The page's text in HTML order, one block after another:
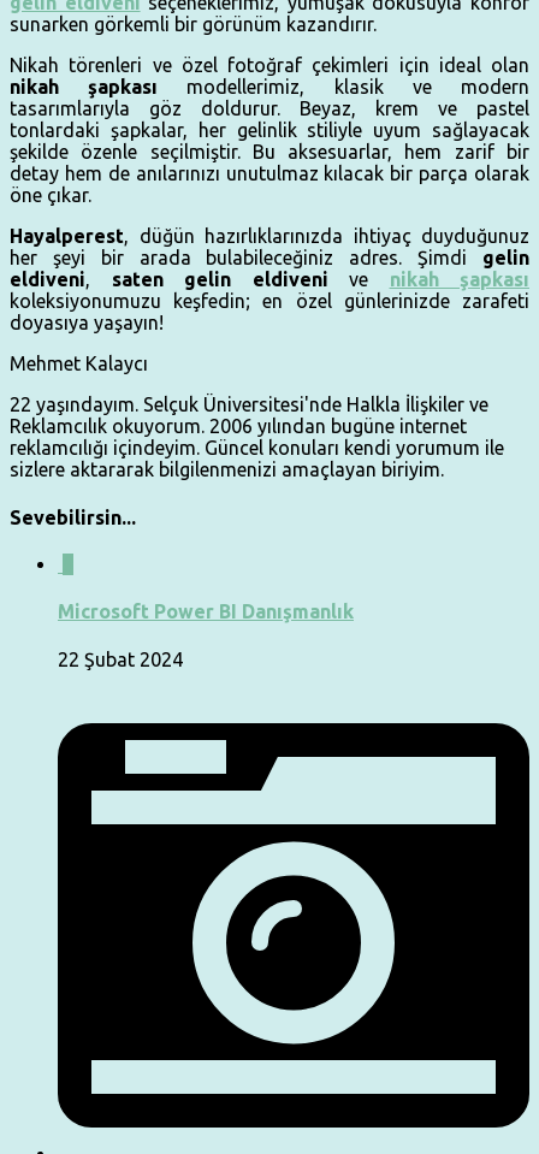
sunarken görkemli bir görünüm kazandırır.
Nikah törenleri ve özel fotoğraf çekimleri için ideal olan
nikah şapkası modellerimiz, klasik ve modern
tasarımlarıyla göz doldurur. Beyaz, krem ve pastel
tonlardaki şapkalar, her gelinlik stiliyle uyum sağlayacak
şekilde özenle seçilmiştir. Bu aksesuarlar, hem zarif bir
detay hem de anılarınızı unutulmaz kılacak bir parça olarak
öne çıkar.
Hayalperest, düğün hazırlıklarınızda ihtiyaç duyduğunuz
her şeyi bir arada bulabileceğiniz adres. Şimdi gelin
eldiveni, saten gelin eldiveni ve nikah şapkası
koleksiyonumuzu keşfedin; en özel günlerinizde zarafeti
doyasıya yaşayın!
Mehmet Kalaycı
22 yaşındayım. Selçuk Üniversitesi'nde Halkla İlişkiler ve
Reklamcılık okuyorum. 2006 yılından bugüne internet
reklamcılığı içindeyim. Güncel konuları kendi yorumum ile
sizlere aktararak bilgilenmenizi amaçlayan biriyim.
Sevebilirsin...
Microsoft Power BI Danışmanlık
22 Şubat 2024